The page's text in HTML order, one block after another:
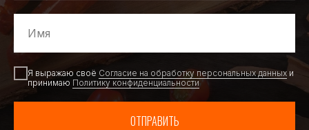
Я выражаю своё Согласие на обработку персональных данных и
принимаю Политику конфиденциальности
ОТПРАВИТЬ